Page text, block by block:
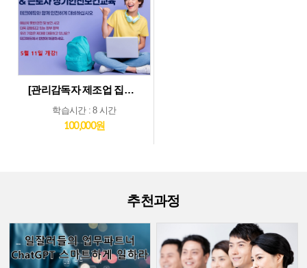
[관리감독자 제조업 집체교육_5월11일] 제조업종 관리감독자 집체 교육...5월11일 개강
학습시간 : 8 시간
100,000원
추천과정